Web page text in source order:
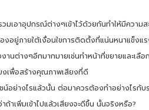
วมเอาอุปกรณ์ต่างๆเข้าไว้ด้วยกันทำให้มีควา
อยู่ภายใต้เงื่อนใขการติดตั้งที่แน่นหนาแข็ง
านต่างๆอีกมากมายเช่นทำหน้าที่ขยายแล
งเพื่อสร้างคุณภาพเสียงที่ดี
ชน์อย่างไรแล้วนั้น ต่อมาควรต้องทำอย่างไรกั
ถ้าเพิ่มเข้าไปแล้วเสียงจะดีขึ้น นั้นจริงหรือ?